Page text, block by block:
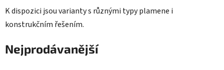
K dispozici jsou varianty s různými typy plamene i
konstrukčním řešením.
Nejprodávanější